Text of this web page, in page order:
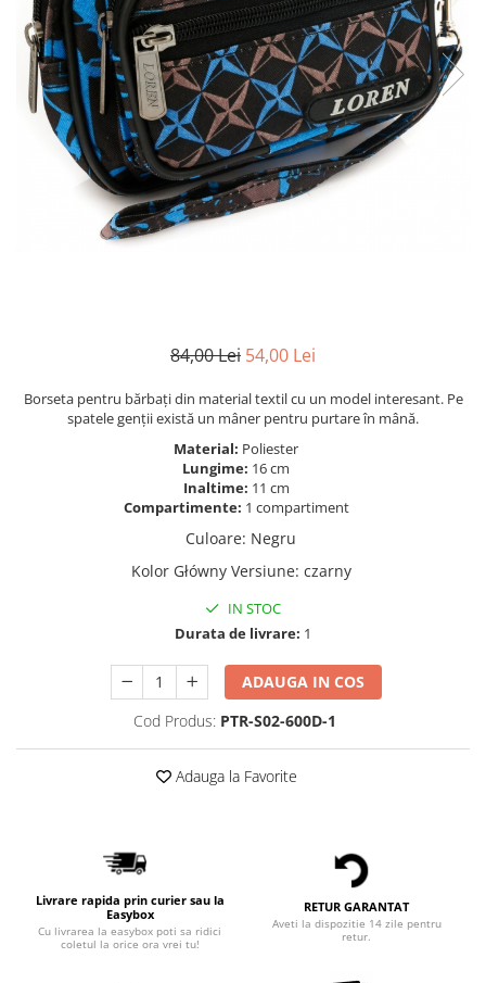
84,00 Lei 54,00 Lei
Borseta pentru bărbați din material textil cu un model interesant. Pe
spatele genții există un mâner pentru purtare în mână.
Material: Poliester
Lungime: 16 cm
Inaltime: 11 cm
Compartimente: 1 compartiment
Culoare: Negru
Kolor Główny Versiune: czarny
IN STOC
Durata de livrare: 1
ADAUGA IN COS
Cod Produs: PTR-S02-600D-1
Adauga la Favorite
Livrare rapida prin curier sau la
Easybox
Cu livrarea la easybox poti sa ridici
coletul la orice ora vrei tu!
RETUR GARANTAT
Aveti la dispozitie 14 zile pentru
retur.